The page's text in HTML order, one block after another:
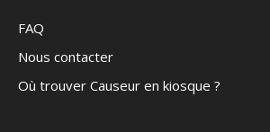
FAQ
Nous contacter
Où trouver Causeur en kiosque ?